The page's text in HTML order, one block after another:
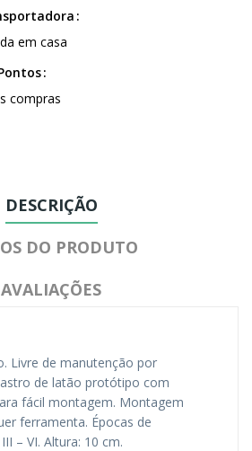
em casa
compras
DESCRIÇÃO
DO PRODUTO
AVALIAÇÕES
Livre de manutenção por
de latão protótipo com
fácil montagem. Montagem
ferramenta. Épocas de
– VI. Altura: 10 cm.